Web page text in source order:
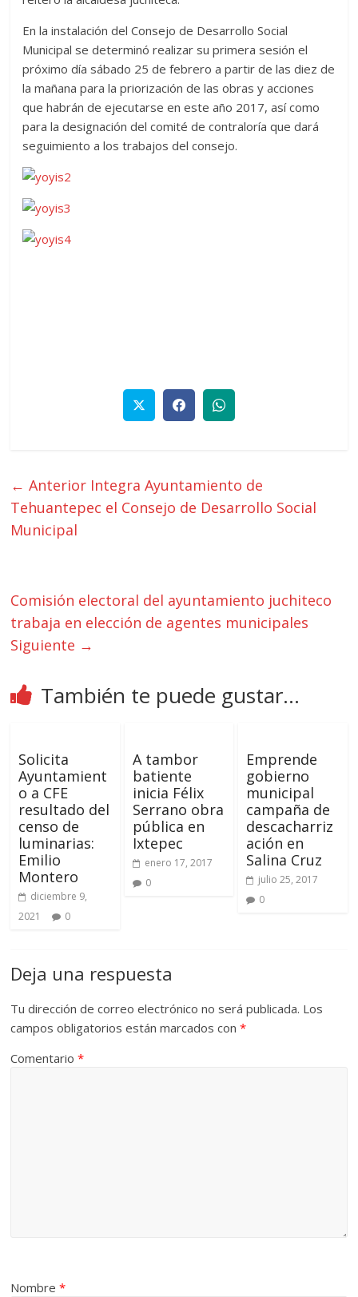
En la instalación del Consejo de Desarrollo Social
Municipal se determinó realizar su primera sesión el
próximo día sábado 25 de febrero a partir de las diez de
la mañana para la priorización de las obras y acciones
que habrán de ejecutarse en este año 2017, así como
para la designación del comité de contraloría que dará
seguimiento a los trabajos del consejo.
← Anterior Integra Ayuntamiento de
Tehuantepec el Consejo de Desarrollo Social
Municipal
Comisión electoral del ayuntamiento juchiteco
trabaja en elección de agentes municipales
Siguiente →
También te puede gustar...
Solicita
Ayuntamient
o a CFE
resultado del
censo de
luminarias:
Emilio
Montero
diciembre 9,
2021
0
A tambor
batiente
inicia Félix
Serrano obra
pública en
Ixtepec
enero 17, 2017
0
Emprende
gobierno
municipal
campaña de
descacharriz
ación en
Salina Cruz
julio 25, 2017
0
Deja una respuesta
Tu dirección de correo electrónico no será publicada. Los
campos obligatorios están marcados con*
Comentario*
Nombre*